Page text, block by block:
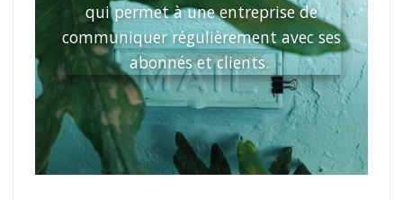
qui permet à une entreprise de
communiquer régulièrement avec ses
abonnés et clients.